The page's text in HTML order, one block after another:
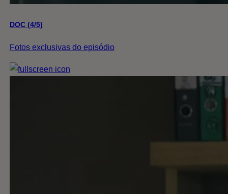
DOC (4/5)
Fotos exclusivas do episódio